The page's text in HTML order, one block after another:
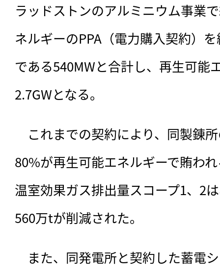
ラッドストンのアルミニウム事業
ネルギーのPPA（電力購入契約）
である540MWと合計し、再生可能
2.7GWとなる。
これまでの契約により、同製錬
80%が再生可能エネルギーで賄わ
温室効果ガス排出量スコープ1、2
560万tが削減された。
また、同発電所と契約した蓄電